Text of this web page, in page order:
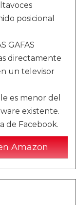
posicional
GAFAS
directamente
un televisor
es menor del
existente.
de Facebook.
Amazon